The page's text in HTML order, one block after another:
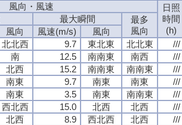
風向・風速
日照
時間
(h)
最大瞬間
最多
風向
風向 風速(m/s)
風向
北北西 9.7 東北東 北北東 ///
南 12.5 南南東 南西 ///
北西 15.2 南南東 南南東 ///
南東 9.7 南東 南東 ///
南東 3.5 南東 南南東 ///
西北西 15.0 北西 北西 ///
北西 8.9 西北西 北西 ///